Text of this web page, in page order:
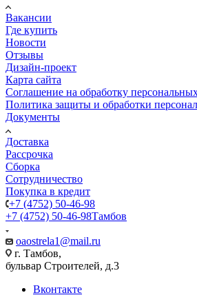
Вакансии
Где купить
Новости
Отзывы
Дизайн-проект
Карта сайта
Соглашение на обработку
Политика защиты и обработки
Документы
Доставка
Рассрочка
Сборка
Сотрудничество
Покупка в кредит
+7 (4752) 50-46-98
+7 (4752) 50-46-98Тамбов
oaostrela1@mail.ru
г. Тамбов,
бульвар Строителей, д.3
Вконтакте